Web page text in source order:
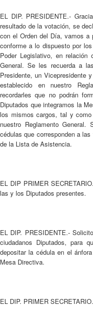
EL DIP. PRESIDENTE.-
resultado de la votación, se
con el Orden del Día, vamos a
conforme a lo dispuesto por
Poder Legislativo, en
General. Se les recuerda a
Presidente, un Vicepresidente
establecido en nuestro
recordarles que no podrán
Diputados que integramos la
los mismos cargos, tal y
nuestro Reglamento
cédulas que corresponden a
de la Lista de Asistencia.
EL DIP PRIMER
las y los Diputados presentes.
EL DIP. PRESIDENTE.-
ciudadanos Diputados, para
depositar la cédula en el
Mesa Directiva.
EL DIP. PRIMER